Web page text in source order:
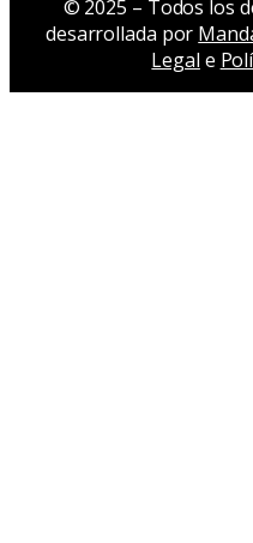
© 2025 – Todos los
desarrollada por
Legal e